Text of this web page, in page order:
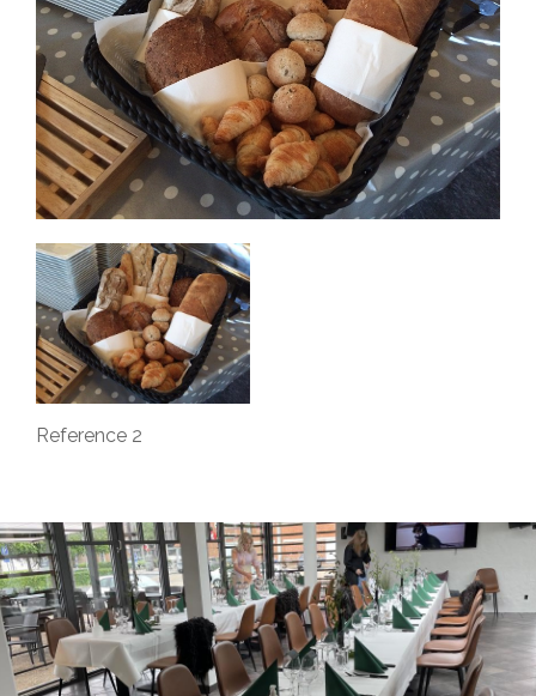
Newsletter
Job
Reference 2